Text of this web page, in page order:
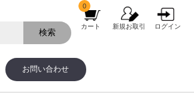
0
カート 新規お取引 ログイン
お問い合わせ